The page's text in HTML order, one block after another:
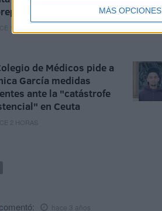
MÁS OPCIONES
1 HORA
de Médicos pide a
García medidas
ante la "catástrofe
en Ceuta
2 HORAS
comentó: hace 3 años